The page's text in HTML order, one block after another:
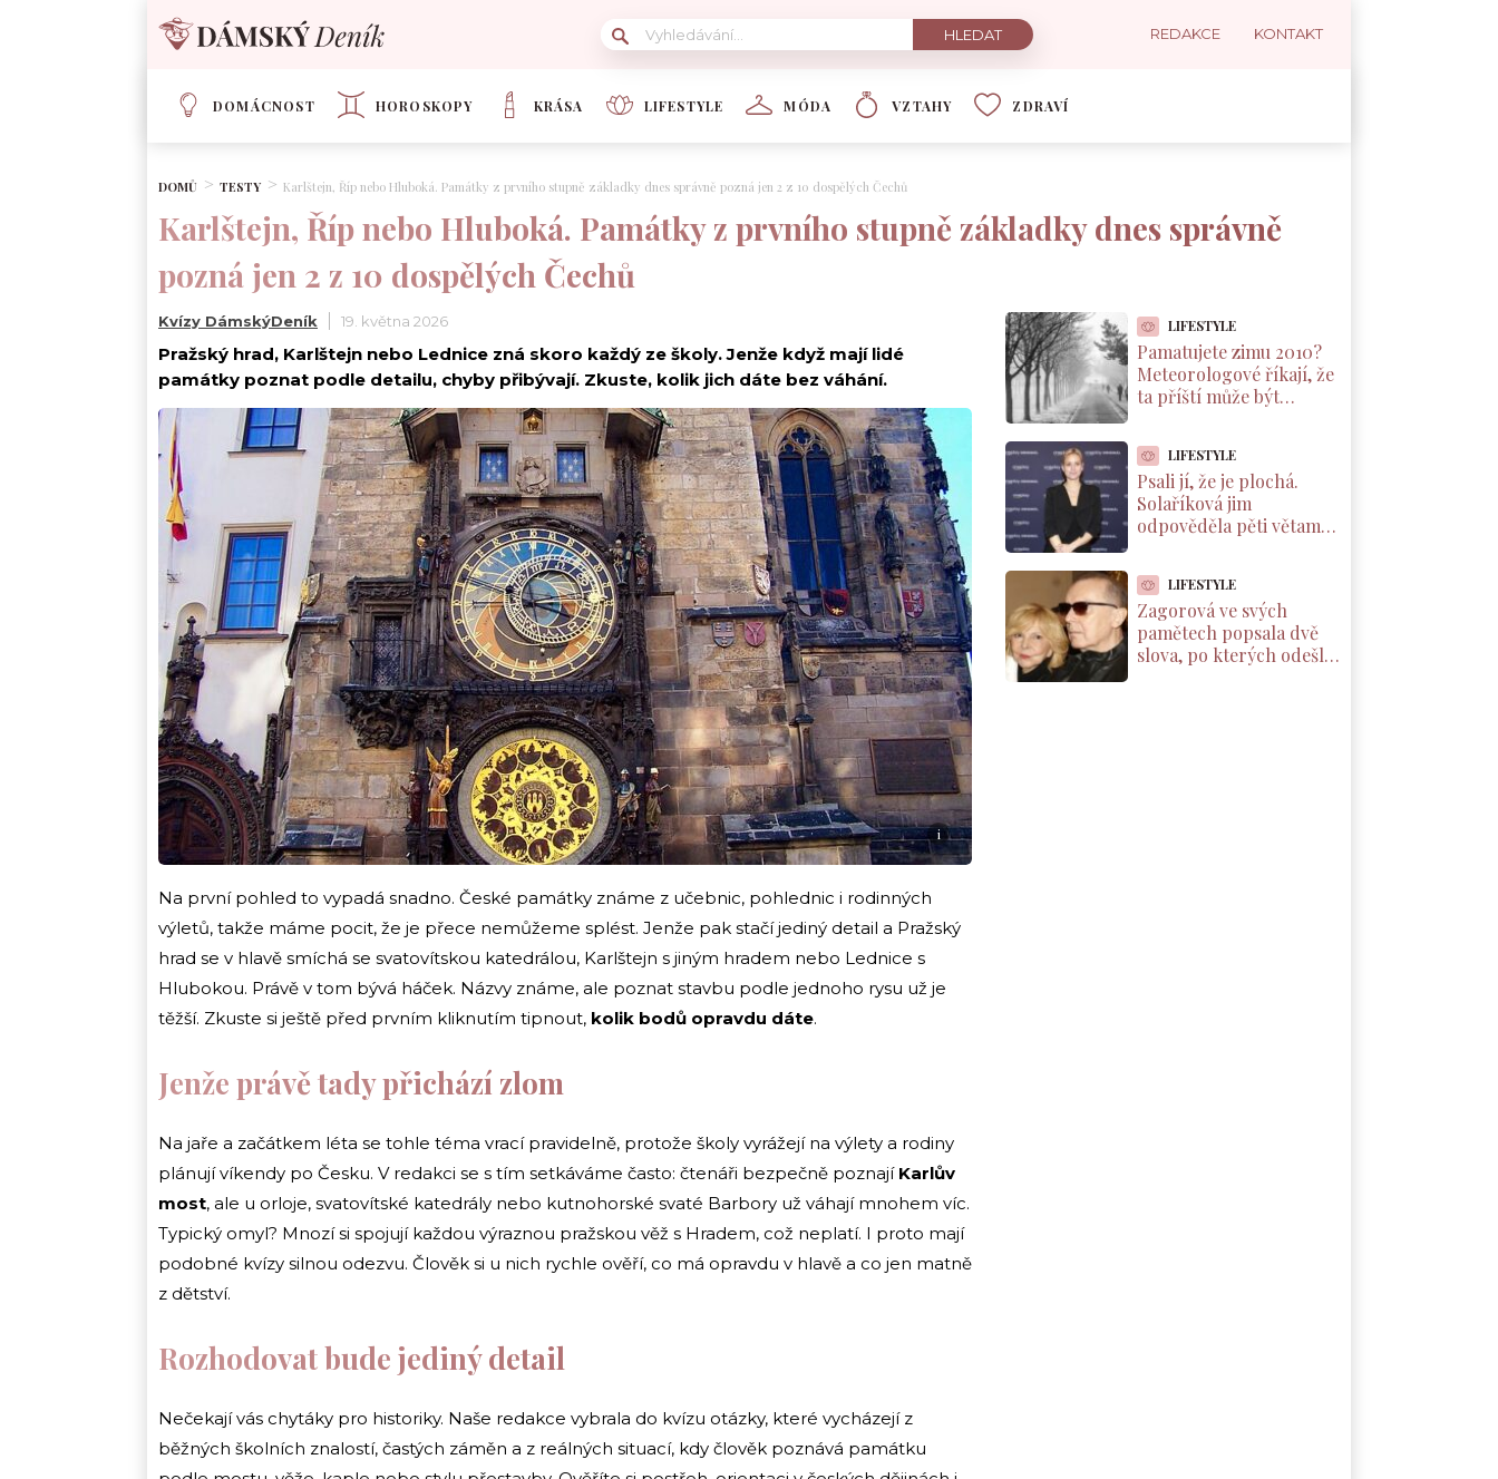
REDAKCE KONTAKT
DOMÁCNOST HOROSKOPY KRÁSA LIFESTYLE MÓDA VZTAHY ZDRAVÍ
DOMŮ TESTY Karlštejn, Říp nebo Hluboká. Památky z prvního stupně základky dnes správně pozná jen 2 z 10 dospělých Čechů
Karlštejn, Říp nebo Hluboká. Památky z prvního stupně základky dnes správně
pozná jen 2 z 10 dospělých Čechů
Kvízy DámskýDeník 19. května 2026
Pražský hrad, Karlštejn nebo Lednice zná skoro každý ze školy. Jenže když mají lidé
památky poznat podle detailu, chyby přibývají. Zkuste, kolik jich dáte bez váhání.
i
Na první pohled to vypadá snadno. České památky známe z učebnic, pohlednic i rodinných
výletů, takže máme pocit, že je přece nemůžeme splést. Jenže pak stačí jediný detail a Pražský
hrad se v hlavě smíchá se svatovítskou katedrálou, Karlštejn s jiným hradem nebo Lednice s
Hlubokou. Právě v tom bývá háček. Názvy známe, ale poznat stavbu podle jednoho rysu už je
těžší. Zkuste si ještě před prvním kliknutím tipnout, kolik bodů opravdu dáte.
Jenže právě tady přichází zlom
Na jaře a začátkem léta se tohle téma vrací pravidelně, protože školy vyrážejí na výlety a rodiny
plánují víkendy po Česku. V redakci se s tím setkáváme často: čtenáři bezpečně poznají Karlův
most, ale u orloje, svatovítské katedrály nebo kutnohorské svaté Barbory už váhají mnohem víc.
Typický omyl? Mnozí si spojují každou výraznou pražskou věž s Hradem, což neplatí. I proto mají
podobné kvízy silnou odezvu. Člověk si u nich rychle ověří, co má opravdu v hlavě a co jen matně
z dětství.
Rozhodovat bude jediný detail
Nečekají vás chytáky pro historiky. Naše redakce vybrala do kvízu otázky, které vycházejí z
běžných školních znalostí, častých záměn a z reálných situací, kdy člověk poznává památku
LIFESTYLE
Pamatujete zimu 2010?
Meteorologové říkají, že
ta příští může být
Pacifiku
LIFESTYLE
Psali jí, že je plochá.
Solaříková jim
odpověděla pěti větami,
každý rodič dcery
LIFESTYLE
Zagorová ve svých
pamětech popsala dvě
slova, po kterých odešla